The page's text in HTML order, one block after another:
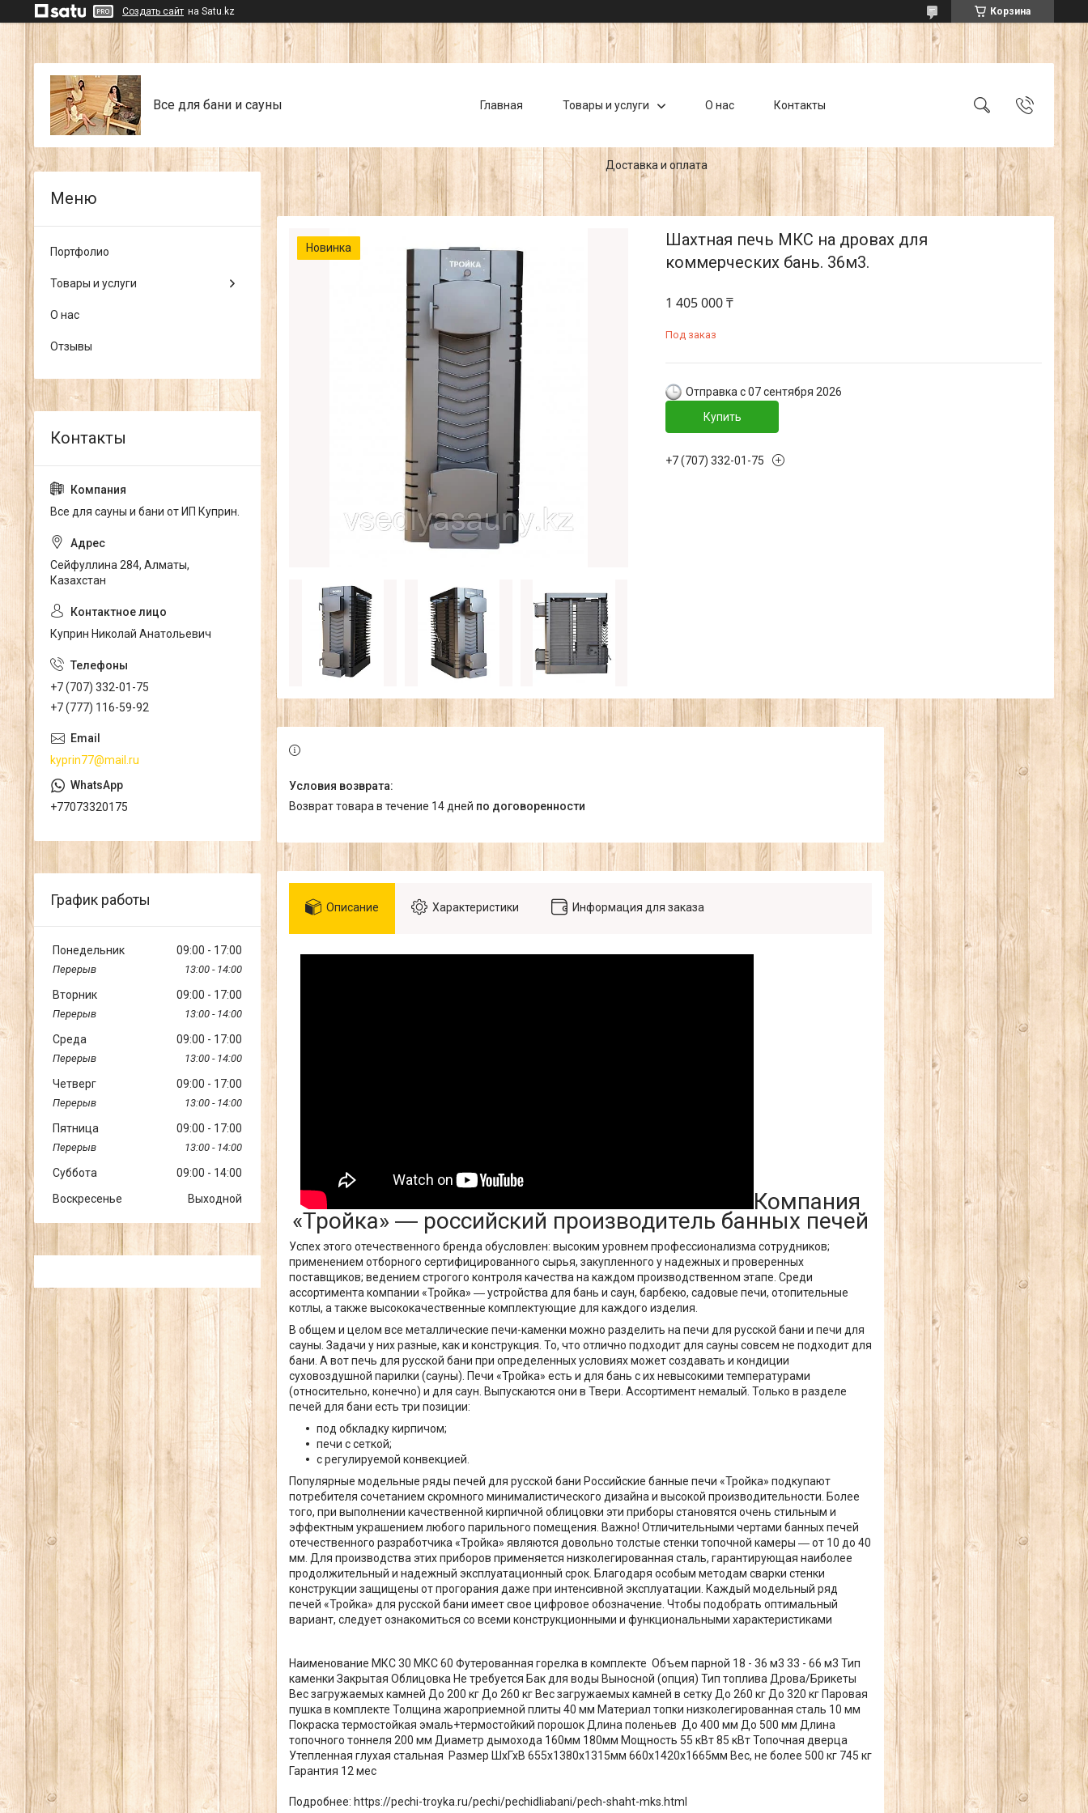
Создать сайт на Satu.kz Корзина
Все для бани и сауны Главная Товары и услуги О нас Контакты
Доставка и оплата
Новинка
Шахтная печь МКС на дровах для
коммерческих бань. 36м3.
1 405 000 ₸
Под заказ
Отправка с 07 сентября 2026
Купить
+7 (707) 332-01-75
возврат товара в течение 14 дней по договоренности
Описание Характеристики Информация для заказа
Компания
«Тройка» ― российский производитель банных печей
Успех этого отечественного бренда обусловлен: высоким уровнем профессионализма сотрудников;
применением отборного сертифицированного сырья, закупленного у надежных и проверенных
поставщиков; ведением строгого контроля качества на каждом производственном этапе. Среди
ассортимента компании «Тройка» ― устройства для бань и саун, барбекю, садовые печи, отопительные
котлы, а также высококачественные комплектующие для каждого изделия.
В общем и целом все металлические печи-каменки можно разделить на печи для русской бани и печи для
сауны. Задачи у них разные, как и конструкция. То, что отлично подходит для сауны совсем не подходит для
бани. А вот печь для русской бани при определенных условиях может создавать и кондиции
суховоздушной парилки (сауны). Печи «Тройка» есть и для бань с их невысокими температурами
(относительно, конечно) и для саун. Выпускаются они в Твери. Ассортимент немалый. Только в разделе
печей для бани есть три позиции:
под обкладку кирпичом;
печи с сеткой;
с регулируемой конвекцией.
Популярные модельные ряды печей для русской бани Российские банные печи «Тройка» подкупают
потребителя сочетанием скромного минималистического дизайна и высокой производительности. Более
того, при выполнении качественной кирпичной облицовки эти приборы становятся очень стильным и
эффектным украшением любого парильного помещения. Важно! Отличительными чертами банных печей
отечественного разработчика «Тройка» являются довольно толстые стенки топочной камеры ― от 10 до 40
мм. Для производства этих приборов применяется низколегированная сталь, гарантирующая наиболее
продолжительный и надежный эксплуатационный срок. Благодаря особым методам сварки стенки
конструкции защищены от прогорания даже при интенсивной эксплуатации. Каждый модельный ряд
печей «Тройка» для русской бани имеет свое цифровое обозначение. Чтобы подобрать оптимальный
вариант, следует ознакомиться со всеми конструкционными и функциональными характеристиками
Наименование МКС 30 МКС 60 Футерованная горелка в комплекте Объем парной 18 - 36 м3 33 - 66 м3 Тип
каменки Закрытая Облицовка Не требуется Бак для воды Выносной (опция) Тип топлива Дрова/Брикеты
Вес загружаемых камней До 200 кг До 260 кг Вес загружаемых камней в сетку До 260 кг До 320 кг Паровая
пушка в комплекте Толщина жароприемной плиты 40 мм Материал топки низколегированная сталь 10 мм
Покраска термостойкая эмаль+термостойкий порошок Длина поленьев До 400 мм До 500 мм Длина
топочного тоннеля 200 мм Диаметр дымохода 160мм 180мм Мощность 55 кВт 85 кВт Топочная дверца
Утепленная глухая стальная Размер ШхГхВ 655х1380х1315мм 660х1420х1665мм Вес, не более 500 кг 745 кг
Гарантия 12 мес
Подробнее: https://pechi-troyka.ru/pechi/pechidliabani/pech-shaht-mks.html
Портфолио
Товары и услуги
О нас
Отзывы
Все для сауны и бани от ИП Куприн.
Сейфуллина 284, Алматы,
Казахстан
Куприн Николай Анатольевич
+7 (707) 332-01-75
+7 (777) 116-59-92
kyprin77@mail.ru
+77073320175
График работы
Понедельник 09:00 17:00
13:00 14:00
Вторник 09:00 17:00
13:00 14:00
Среда 09:00 17:00
13:00 14:00
Четверг 09:00 17:00
13:00 14:00
Пятница 09:00 17:00
13:00 14:00
Суббота 09:00
14:00
Воскресенье
Выходной